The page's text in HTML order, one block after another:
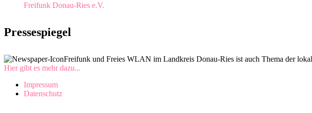
Freifunk Donau-Ries e.V.
Pressespiegel
Freifunk und Freies WLAN im Landkreis Donau-Ries ist auch Thema der
Hier gibt es mehr dazu...
Impressum
Datenschutz